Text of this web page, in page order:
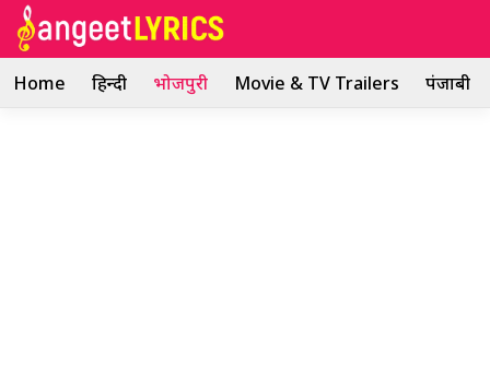
Skip
Home हिन्दी भोजपुरी Movie & TV Trailers पंजाबी